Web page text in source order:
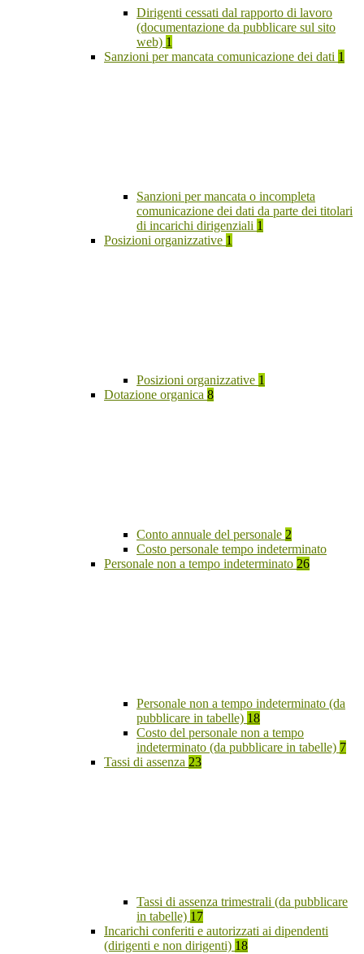
Dirigenti cessati dal rapporto di lavoro
(documentazione da pubblicare sul sito
web) 1
Sanzioni per mancata comunicazione dei dati 1
Sanzioni per mancata o incompleta
comunicazione dei dati da parte dei titolari
di incarichi dirigenziali 1
Posizioni organizzative 1
Posizioni organizzative 1
Dotazione organica 8
Conto annuale del personale 2
Costo personale tempo indeterminato
Personale non a tempo indeterminato 26
Personale non a tempo indeterminato (da
pubblicare in tabelle) 18
Costo del personale non a tempo
indeterminato (da pubblicare in tabelle) 7
Tassi di assenza 23
Tassi di assenza trimestrali (da pubblicare
in tabelle) 17
Incarichi conferiti e autorizzati ai dipendenti
(dirigenti e non dirigenti) 18